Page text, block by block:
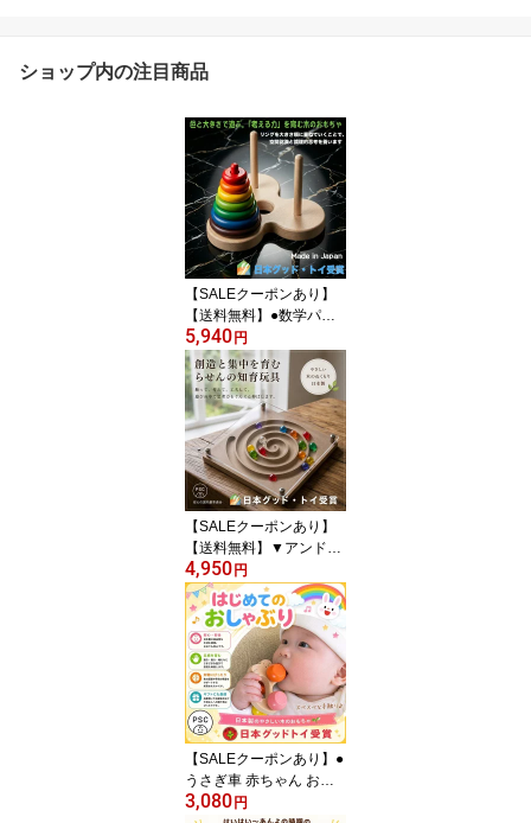
ショップ内の注目商品
【SALEクーポンあり】
【送料無料】●数学パズ
ル ハノイの塔 (虹のバー
ジョン）木のおもちゃ パ
ズル 日本製 知育玩具 積
み木 1歳 プレゼント ラン
キング 2歳 3歳 4歳 5歳 6
歳 7歳 誕生日ギフト 出産
祝い 男の子 女の子 木製
玩具 玩具療法 木製 デザ
イン雑貨
5,940 円
【SALEクーポンあり】
【送料無料】▼アンドロ
メダ銀河 知育玩具 おす
すめ 型はめ 木のおもち
ゃ パズル 男の子 女の子
赤ちゃん おもちゃ 1歳半
2歳 2歳半 3歳 4歳 5歳 6
歳 7歳 誕生日ギフト 誕生
祝い 出産祝いに♪ デザイ
ン雑貨 日本製 1歳 ビー玉
ファーストトイ psc
4,950 円
【SALEクーポンあり】●
うさぎ車 赤ちゃん おも
ちゃ 木のおもちゃ 車 は
3,080 円